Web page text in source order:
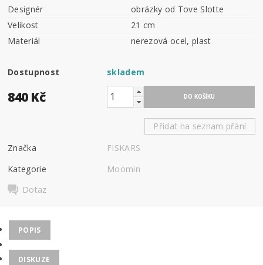
Designér
obrázky od Tove Slotte
Velikost
21 cm
Materiál
nerezová ocel, plast
Dostupnost skladem
840 Kč
Přidat na seznam přání
Značka
FISKARS
Kategorie
Moomin
Dotaz
POPIS
DISKUZE